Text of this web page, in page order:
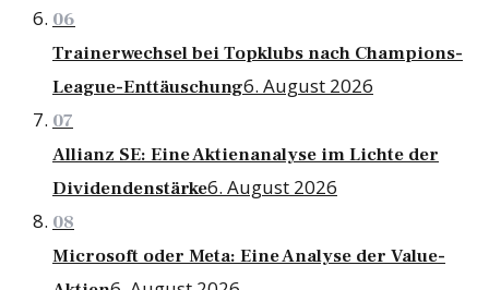
06
Trainerwechsel bei Topklubs nach Champions-
League-Enttäuschung6. August 2026
07
Allianz SE: Eine Aktienanalyse im Lichte der
Dividendenstärke6. August 2026
08
Microsoft oder Meta: Eine Analyse der Value-